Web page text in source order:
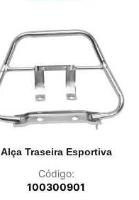
Alça Traseira Esportiva
Código:
100300901